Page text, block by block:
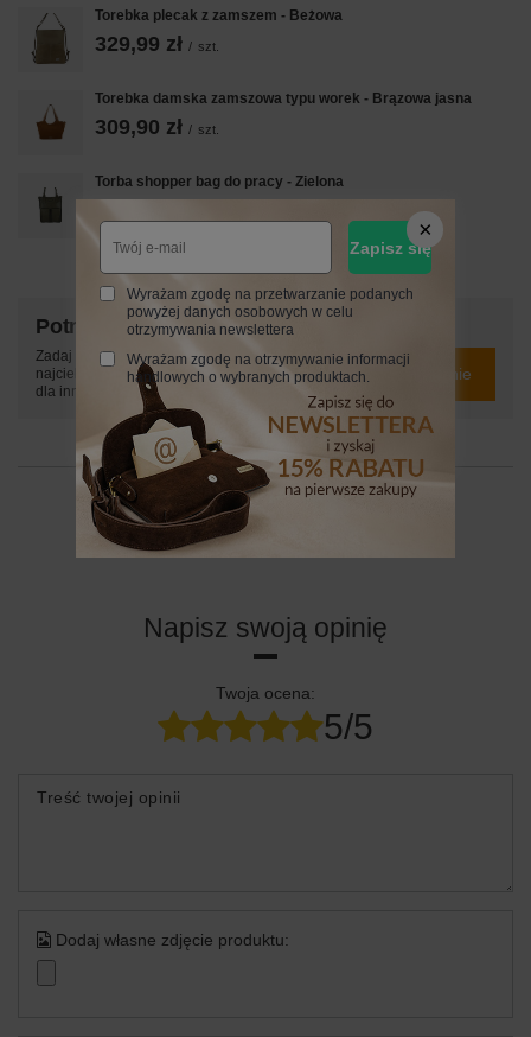
Torebka plecak z zamszem - Beżowa
329,99 zł / szt.
Torebka damska zamszowa typu worek - Brązowa jasna
309,90 zł / szt.
Torba shopper bag do pracy - Zielona
Potrzebujesz pomocy? Masz pytania?
Zadaj pytanie a my odpowiemy niezwłocznie,
najciekawsze pytania i odpowiedzi publikując
dla innych.
Zadaj pytanie
24 MIESIĄCE
24 miesiące
Napisz swoją opinię
Twoja ocena:
5/5
Treść twojej opinii
Dodaj własne zdjęcie produktu:
Zapisz się
Wyrażam zgodę na przetwarzanie podanych
powyżej danych osobowych w celu
otrzymywania newslettera
Wyrażam zgodę na otrzymywanie informacji
handlowych o wybranych produktach.